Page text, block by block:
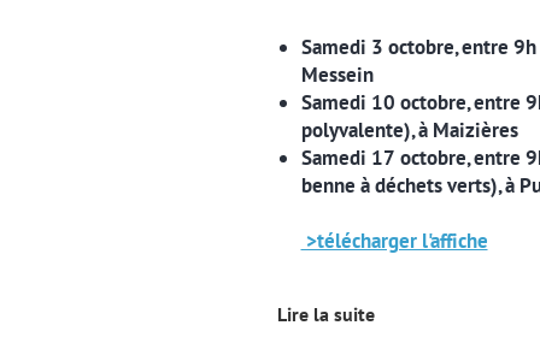
Samedi 3 octobre, entre
Messein
Samedi 10 octobre, entre
polyvalente), à Maizières
Samedi 17 octobre, entre
benne à déchets verts), à
>télécharger l'affiche
Lire la suite